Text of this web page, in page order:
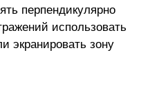
перпендикулярно
использовать
экранировать зону